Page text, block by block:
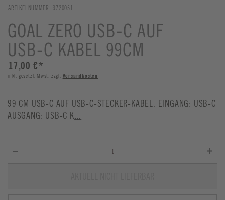
ARTIKELNUMMER: 3720051
GOAL ZERO USB-C AUF
USB-C KABEL 99CM
17,00 €*
inkl. gesetzl. Mwst. zzgl. Versandkosten
99 CM USB-C AUF USB-C-STECKER-KABEL. EINGANG: USB-C
AUSGANG: USB-C K...